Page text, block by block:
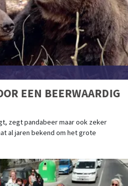
EEN BEERWAARDIG
zegt pandabeer maar ook zeker
al jaren bekend om het grote